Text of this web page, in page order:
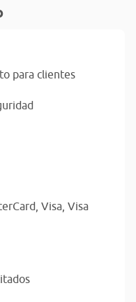
para clientes
Visa, Visa